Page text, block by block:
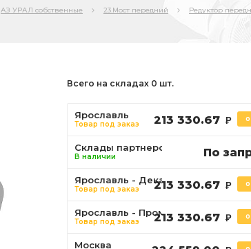
АЗ УРАЛ собственные 23.Мост передний Редуктор
Всего на складах 0 шт.
Ярославль
Товар под заказ 213 330.67 Р 0
Склады партнеров
В наличии По
Ярославль - Декабристов
Товар под заказ 213 330.67 Р 0
Ярославль - Промышленная
Товар под заказ 213 330.67 Р 0
Москва